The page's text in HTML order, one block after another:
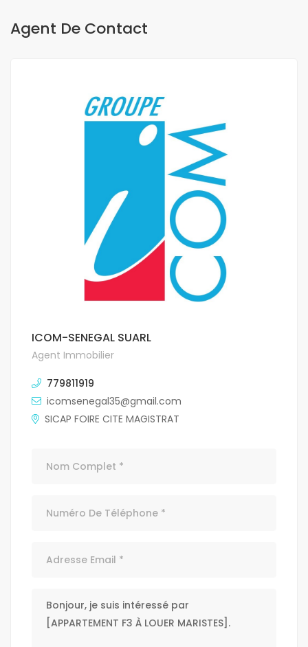
Agent De Contact
ICOM-SENEGAL SUARL
Agent Immobilier
779811919
icomsenegal35@gmail.com
SICAP FOIRE CITE MAGISTRAT